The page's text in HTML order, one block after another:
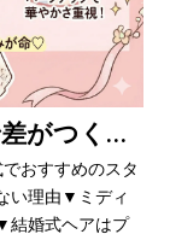
ミディアムのヘアアレンジで差がつく♡結婚式にぴったりの上品スタイル完全ガイド
おすすめのスタ
い理由▼ミディ
結婚式ヘアはプ